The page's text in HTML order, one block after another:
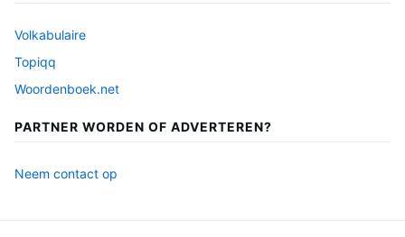
Volkabulaire
Topiqq
Woordenboek.net
PARTNER WORDEN OF ADVERTEREN?
Neem contact op